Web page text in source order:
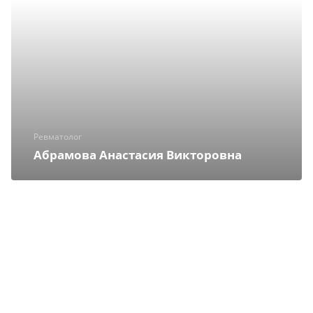
Ревматолог
Абрамова Анастасия Викторовна